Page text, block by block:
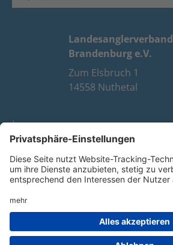
Landesanglerverband
Brandenburg e.V.
Zum Elsbruch 1
14558 Nuthetal
Impressum
Datenschutz
FAQ